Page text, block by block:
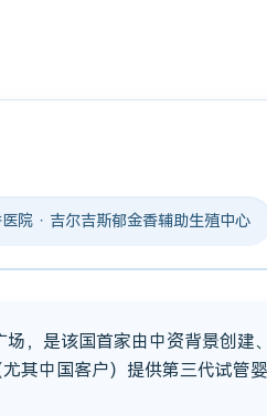
院 · 吉尔吉斯郁金香辅助生殖中心
，是该国首家由中资背景创建
其中国客户）提供第三代试管